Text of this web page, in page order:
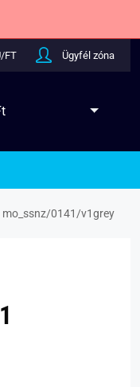
FT Ügyfél zóna
mo_ssnz/0141/v1grey